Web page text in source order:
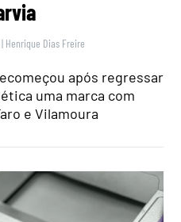
| Henrique Dias Freire
após regressar
uma marca com
e Vilamoura